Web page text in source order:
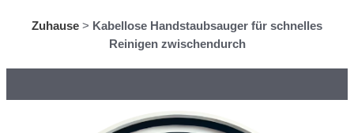
Zuhause > Kabellose Handstaubsauger für schnelles
Reinigen zwischendurch